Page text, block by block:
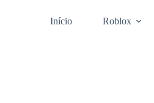
Início Roblox